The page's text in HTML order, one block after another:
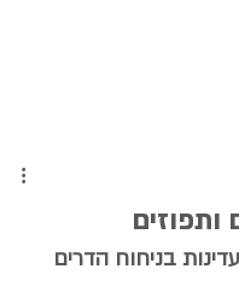
ותפוזים
בניחוח הדרים